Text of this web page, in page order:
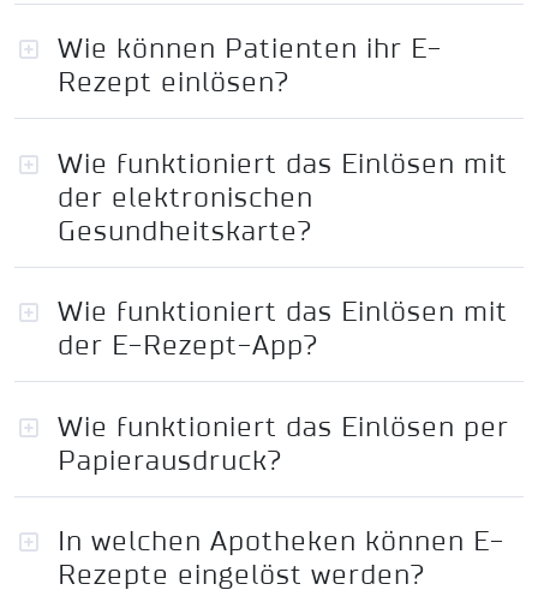
Wie können Patienten ihr E-
Rezept einlösen?
Wie funktioniert das Einlösen mit
der elektronischen
Gesundheitskarte?
Wie funktioniert das Einlösen mit
der E-Rezept-App?
Wie funktioniert das Einlösen per
Papierausdruck?
In welchen Apotheken können E-
Rezepte eingelöst werden?